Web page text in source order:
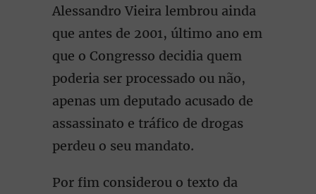
Alessandro Vieira lembrou ainda
que antes de 2001, último ano em
que o Congresso decidia quem
poderia ser processado ou não,
apenas um deputado acusado de
assassinato e tráfico de drogas
perdeu o seu mandato.
Por fim considerou o texto da